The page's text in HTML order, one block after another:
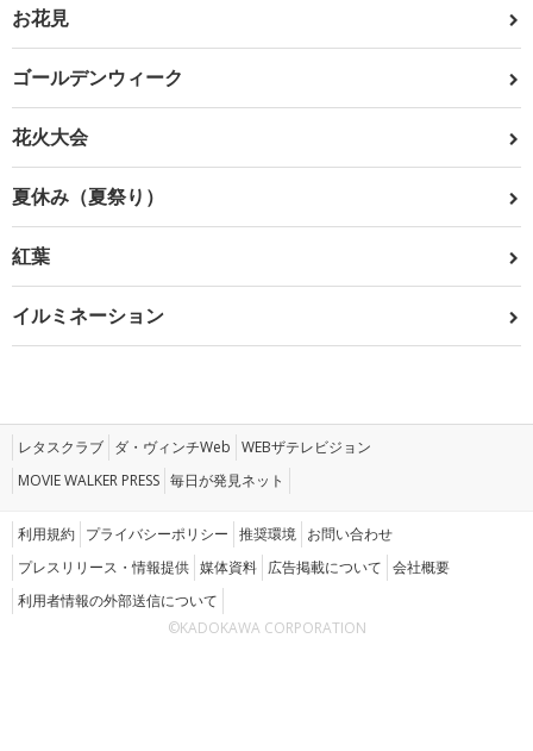
お花見
ゴールデンウィーク
花火大会
夏休み（夏祭り）
紅葉
イルミネーション
レタスクラブ ダ・ヴィンチWeb WEBザテレビジョン
MOVIE WALKER PRESS 毎日が発見ネット
利用規約 プライバシーポリシー 推奨環境 お問い合わせ
プレスリリース・情報提供 媒体資料 広告掲載について 会社概要
利用者情報の外部送信について
©KADOKAWA CORPORATION